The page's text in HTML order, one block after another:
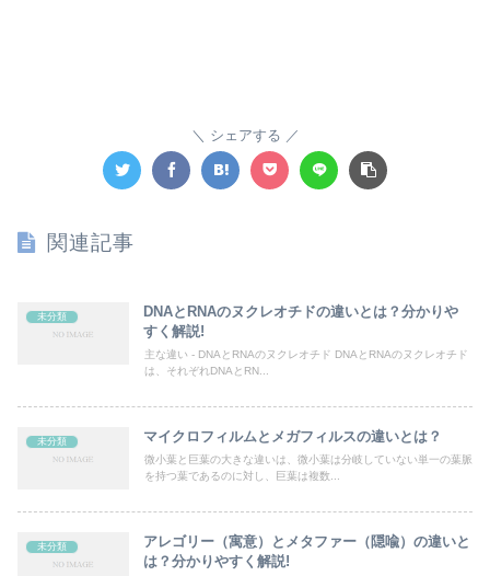
シェアする
関連記事
未分類
DNAとRNAのヌクレオチドの違いとは？分かりや
すく解説!
主な違い - DNAとRNAのヌクレオチド DNAとRNAのヌクレオチド
は、それぞれDNAとRN...
未分類 マイクロフィルムとメガフィルスの違いとは？
微小葉と巨葉の大きな違いは、微小葉は分岐していない単一の葉脈
を持つ葉であるのに対し、巨葉は複数...
未分類
アレゴリー（寓意）とメタファー（隠喩）の違いと
は？分かりやすく解説!